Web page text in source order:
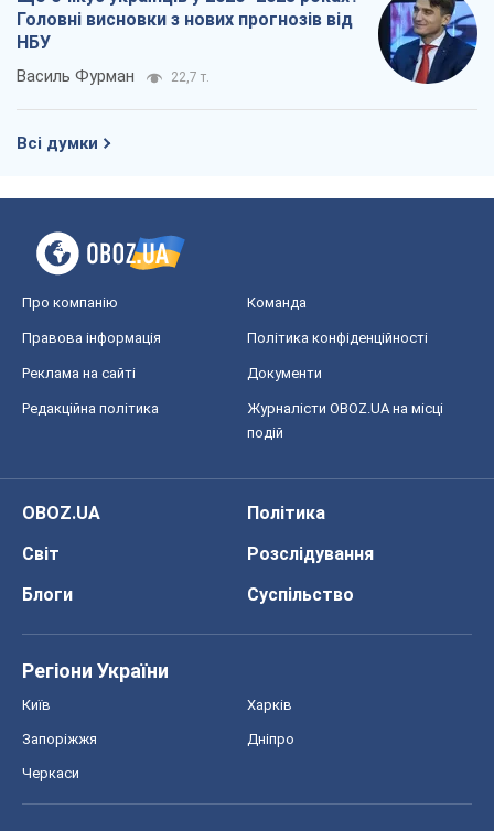
Головні висновки з нових прогнозів від
НБУ
Василь Фурман 22,7 т.
Всі думки
Про компанію Команда
Правова інформація Політика конфіденційності
Реклама на сайті Документи
Редакційна політика
Журналісти OBOZ.UA на місці
подій
OBOZ.UA
Політика
Світ
Розслідування
Блоги
Суспільство
Регіони України
Київ Харків
Запоріжжя Дніпро
Черкаси